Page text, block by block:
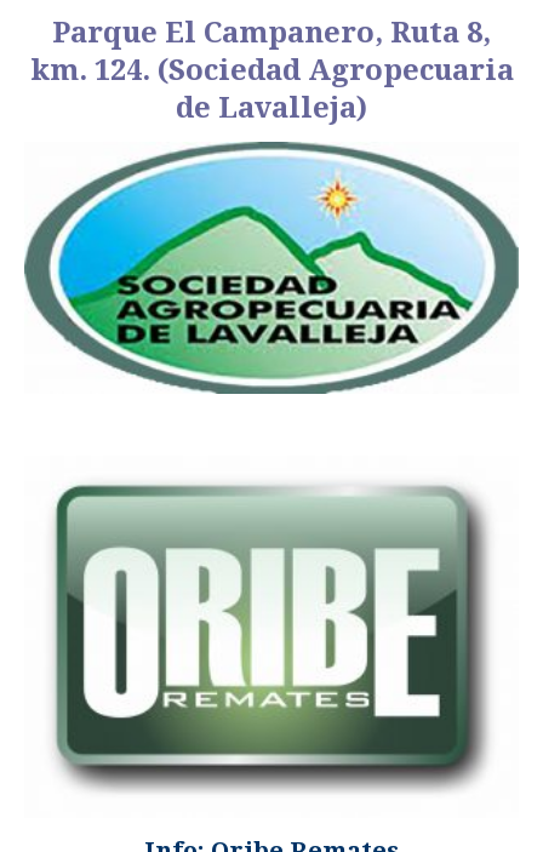
Parque El Campanero, Ruta 8,
km. 124. (Sociedad Agropecuaria
de Lavalleja)